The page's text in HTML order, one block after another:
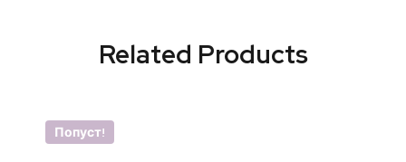
Related Products
Попуст!